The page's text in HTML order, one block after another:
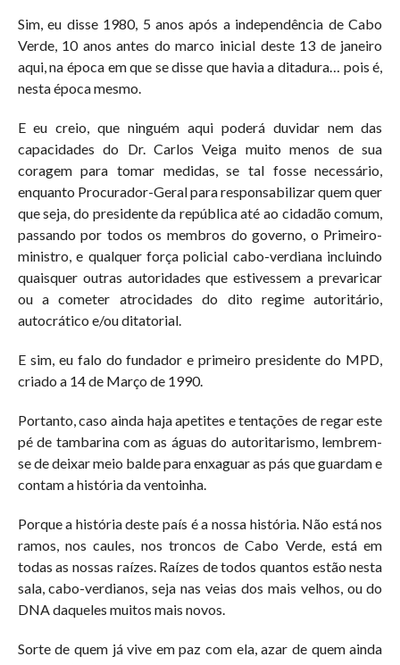
Sim, eu disse 1980, 5 anos após a independência de Cabo
Verde, 10 anos antes do marco inicial deste 13 de janeiro
aqui, na época em que se disse que havia a ditadura… pois é,
nesta época mesmo.
E eu creio, que ninguém aqui poderá duvidar nem das
capacidades do Dr. Carlos Veiga muito menos de sua
coragem para tomar medidas, se tal fosse necessário,
enquanto Procurador-Geral para responsabilizar quem quer
que seja, do presidente da república até ao cidadão comum,
passando por todos os membros do governo, o Primeiro-
ministro, e qualquer força policial cabo-verdiana incluindo
quaisquer outras autoridades que estivessem a prevaricar
ou a cometer atrocidades do dito regime autoritário,
autocrático e/ou ditatorial.
E sim, eu falo do fundador e primeiro presidente do MPD,
criado a 14 de Março de 1990.
Portanto, caso ainda haja apetites e tentações de regar este
pé de tambarina com as águas do autoritarismo, lembrem-
se de deixar meio balde para enxaguar as pás que guardam e
contam a história da ventoinha.
Porque a história deste país é a nossa história. Não está nos
ramos, nos caules, nos troncos de Cabo Verde, está em
todas as nossas raízes. Raízes de todos quantos estão nesta
sala, cabo-verdianos, seja nas veias dos mais velhos, ou do
DNA daqueles muitos mais novos.
Sorte de quem já vive em paz com ela, azar de quem ainda